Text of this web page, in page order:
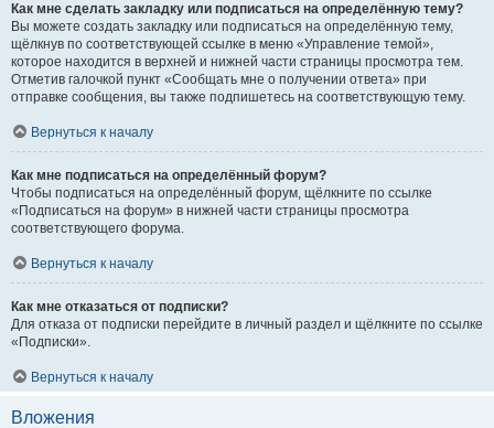
Как мне сделать закладку или подписаться на определённую тему?
Вы можете создать закладку или подписаться на определённую тему,
щёлкнув по соответствующей ссылке в меню «Управление темой»,
которое находится в верхней и нижней части страницы просмотра тем.
Отметив галочкой пункт «Сообщать мне о получении ответа» при
отправке сообщения, вы также подпишетесь на соответствующую тему.
Вернуться к началу
Как мне подписаться на определённый форум?
Чтобы подписаться на определённый форум, щёлкните по ссылке
«Подписаться на форум» в нижней части страницы просмотра
соответствующего форума.
Вернуться к началу
Как мне отказаться от подписки?
Для отказа от подписки перейдите в личный раздел и щёлкните по ссылке
«Подписки».
Вернуться к началу
Вложения